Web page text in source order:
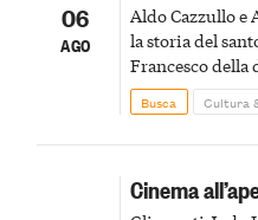
06
AGO
Aldo Cazzullo e
la storia del
Francesco
agli uccelli, le
Busca Cultura
Cinema